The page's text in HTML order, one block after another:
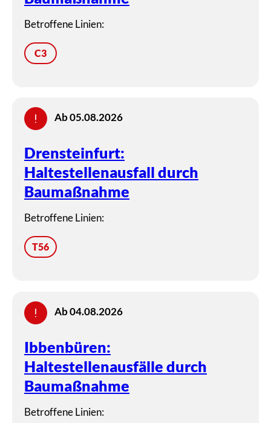
Betroffene Linien:
C3
Ab 05.08.2026
Drensteinfurt:
Haltestellenausfall durch
Baumaßnahme
Betroffene Linien:
T56
Ab 04.08.2026
Ibbenbüren:
Haltestellenausfälle durch
Baumaßnahme
Betroffene Linien: